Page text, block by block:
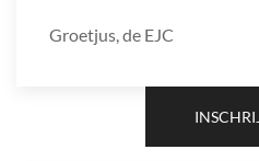
Groetjus, de EJC